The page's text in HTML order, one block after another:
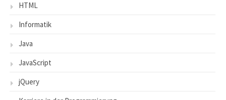
HTML
Informatik
Java
JavaScript
jQuery